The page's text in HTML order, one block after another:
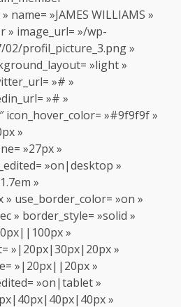
name= »JAMES WILLIAMS »
» image_url= »/wp-
profil_picture_3.png »
»light »
»# »
»# »
icon_hover_color= »#9f9f9f »
»
»27px »
»on|desktop »
»
» use_border_color= »on »
» border_style= »solid »
»
»|20px|30px|20px »
»|20px||20px »
»on|tablet »
»